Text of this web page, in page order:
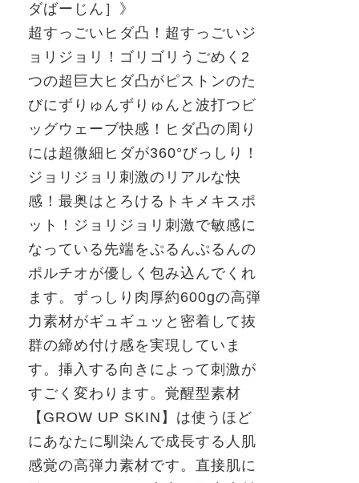
ダばーじん］》
超すっごいヒダ凸！超すっごいジ
ョリジョリ！ゴリゴリうごめく 2
つの超巨大ヒダ凸がピストンのた
びにずりゅんずりゅんと波打つビ
ッグウェーブ快感！ヒダ凸の周り
には超微細ヒダが360°びっしり！
ジョリジョリ刺激のリアルな快
感！最奥はとろけるトキメキスポ
ット！ジョリジョリ刺激で敏感に
なっている先端をぷるんぷるんの
ポルチオが優しく包み込んでくれ
ます。ずっしり肉厚約600gの高弾
力素材がギュギュッと密着して抜
群の締め付け感を実現していま
す。挿入する向きによって刺激が
すごく変わります。覚醒型素材
【 GROW UP SKIN 】は使うほど
にあなたに馴染んで成長する人肌
感覚の高弾力素材です。直接肌に